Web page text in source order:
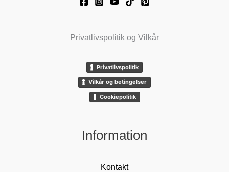
Privatlivspolitik og Vilkår
Privatlivspolitik
Vilkår og betingelser
Cookiepolitik
Information
Kontakt